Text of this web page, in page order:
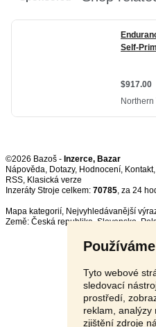
Tyto webové
sledovací
prostředí,
reklam, analýzy
zjištění zdroje
©2026 Bazoš - Inzerce, Bazar
Nápověda, Dotazy, Hodnocení, Kontakt,
RSS,
Inzeráty Stroje celkem: 70785, za 24
Mapa kategorií, Nejvyhledávanější
Země: Česká republika,Slovensko,